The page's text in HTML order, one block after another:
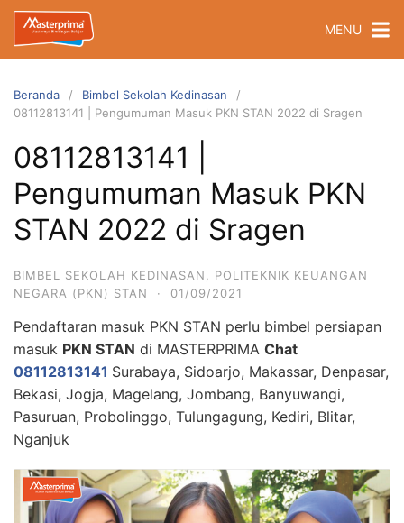
Langsung
konten
MENU
Beranda
Bimbel Sekolah Kedinasan
08112813141 | Pengumuman Masuk PKN STAN 2022 di Sragen
08112813141 |
Pengumuman Masuk PKN
STAN 2022 di Sragen
BIMBEL SEKOLAH KEDINASAN
POLITEKNIK KEUANGAN
NEGARA (PKN) STAN
· 01/09/2021
Pendaftaran masuk PKN STAN perlu bimbel persiapan
masuk PKN STAN di MASTERPRIMA Chat
08112813141 Surabaya, Sidoarjo, Makassar, Denpasar,
Bekasi, Jogja, Magelang, Jombang, Banyuwangi,
Pasuruan, Probolinggo, Tulungagung, Kediri, Blitar,
Nganjuk